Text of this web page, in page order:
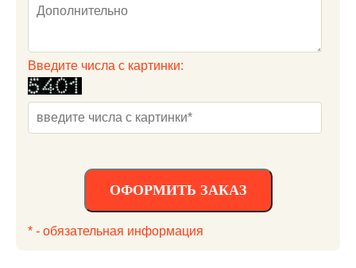
Введите числа с картинки:
ОФОРМИТЬ ЗАКАЗ
* - обязательная информация